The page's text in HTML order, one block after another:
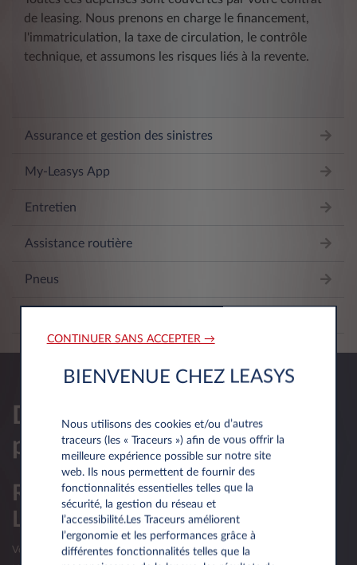
de leasing. Nous prenons en charge le financement,
l'immatriculation, la taxe de circulation, le contrôle
technique, et assumons les risques liés à la revente.
Assurance et gestion des sinistres
My-Leasys App
Entretien
Assistance routière
Pneus
Demander une offre
personnalisee
Réservé aux professionnels du
Luxembourg
Votre société luxembourgeoise a moins d’un an d’existence?
CONTINUER SANS ACCEPTER →
BIENVENUE CHEZ LEASYS
Nous utilisons des cookies et/ou d’autres
traceurs (les « Traceurs ») afin de vous offrir la
meilleure expérience possible sur notre site
web. Ils nous permettent de fournir des
fonctionnalités essentielles telles que la
sécurité, la gestion du réseau et
l’accessibilité.Les Traceurs améliorent
l’ergonomie et les performances grâce à
différentes fonctionnalités telles que la